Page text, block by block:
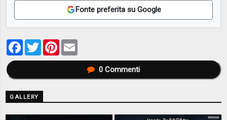
Fonte preferita su Google
Facebook
TwitterPinterest
0Commenti
GALLERY